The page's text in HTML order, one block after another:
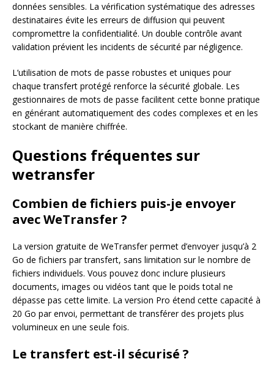
données sensibles. La vérification systématique des adresses
destinataires évite les erreurs de diffusion qui peuvent
compromettre la confidentialité. Un double contrôle avant
validation prévient les incidents de sécurité par négligence.
L’utilisation de mots de passe robustes et uniques pour
chaque transfert protégé renforce la sécurité globale. Les
gestionnaires de mots de passe facilitent cette bonne pratique
en générant automatiquement des codes complexes et en les
stockant de manière chiffrée.
Questions fréquentes sur
wetransfer
Combien de fichiers puis-je envoyer
avec WeTransfer ?
La version gratuite de WeTransfer permet d’envoyer jusqu’à 2
Go de fichiers par transfert, sans limitation sur le nombre de
fichiers individuels. Vous pouvez donc inclure plusieurs
documents, images ou vidéos tant que le poids total ne
dépasse pas cette limite. La version Pro étend cette capacité à
20 Go par envoi, permettant de transférer des projets plus
volumineux en une seule fois.
Le transfert est-il sécurisé ?